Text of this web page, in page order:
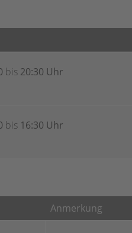
bis 20:30 Uhr
bis 16:30 Uhr
Anmerkung